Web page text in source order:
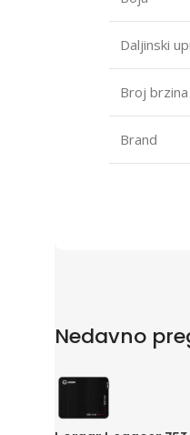
Daljinski
Broj
Brand
Nedavno